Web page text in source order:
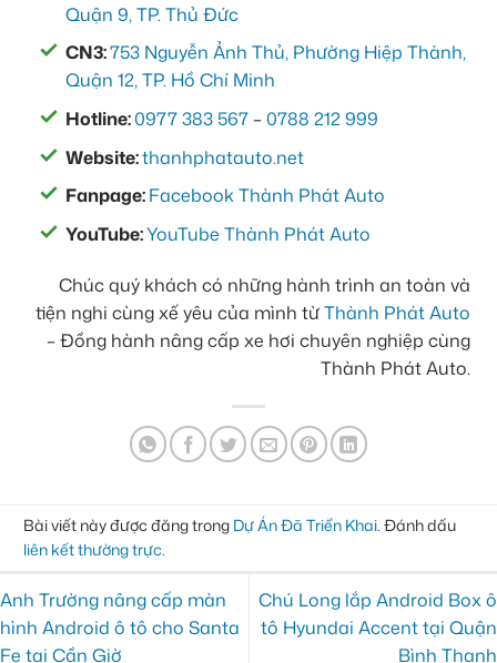
Quận 9, TP. Thủ Đức
CN3:753 Nguyễn Ảnh Thủ, Phường Hiệp Thành,
Quận 12, TP. Hồ Chí Minh
Hotline:0977 383 567 –0788 212 999
Website:thanhphatauto.net
Fanpage:Facebook Thành Phát Auto
YouTube:YouTube Thành Phát Auto
Chúc quý khách có những hành trình an toàn và
tiện nghi cùng xế yêu của mình từThành Phát Auto
– Đồng hành nâng cấp xe hơi chuyên nghiệp cùng
Thành Phát Auto.
Bài viết này được đăng trong Dự Án Đã Triển Khai . Đánh dấu
liên kết thường trực
Anh Trường nâng cấp màn
hình Android ô tô cho Santa
Fe tại Cần Giờ
Chú Long lắp Android Box ô
tô Hyundai Accent tại Quận
Bình Thạnh